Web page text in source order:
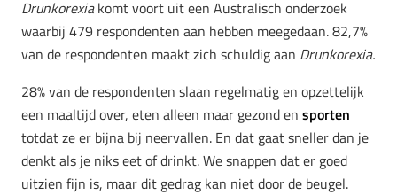
Drunkorexiakomt voort uit een Australisch onderzoek
waarbij 479 respondenten aan hebben meegedaan. 82,7%
van de respondenten maakt zich schuldig aan Drunkorexia.
28% van de respondenten slaan regelmatig en opzettelijk
een maaltijd over, eten alleen maar gezond en sporten
totdat ze er bijna bij neervallen. En dat gaat sneller dan je
denkt als je niks eet of drinkt. We snappen dat er goed
uitzien fijn is, maar dit gedrag kan niet door de beugel.